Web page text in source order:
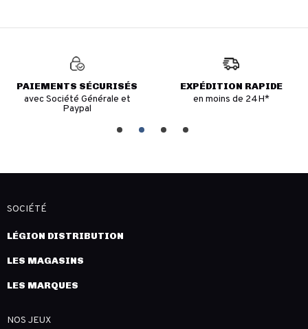
PAIEMENTS SÉCURISÉS
avec Société Générale et
Paypal
EXPÉDITION RAPIDE
en moins de 24H*
SOCIÉTÉ
LÉGION DISTRIBUTION
LES MAGASINS
LES MARQUES
NOS JEUX